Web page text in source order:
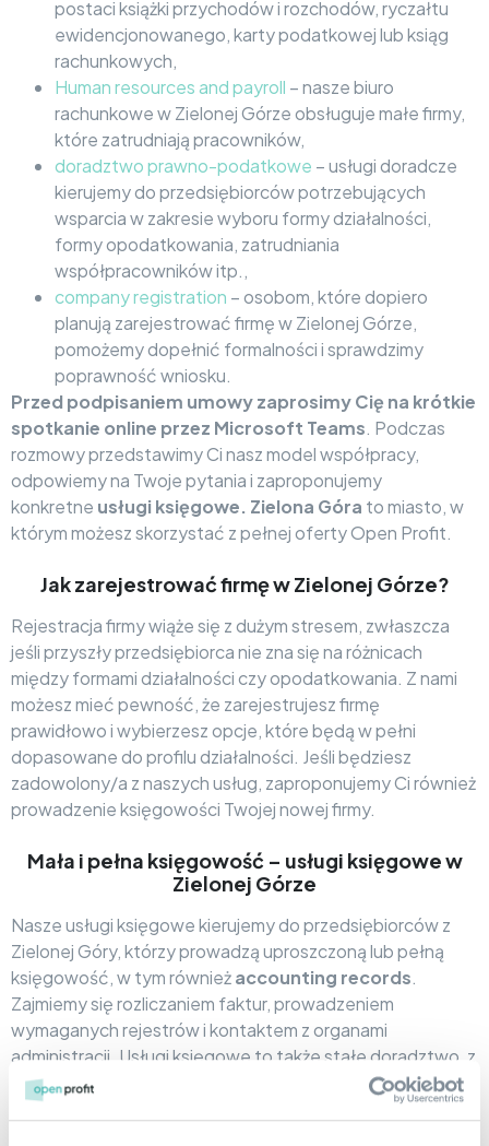
postaci książki przychodów i rozchodów, ryczałtu
ewidencjonowanego, karty podatkowej lub ksiąg
rachunkowych,
Human resources and payroll – nasze biuro
rachunkowe w Zielonej Górze obsługuje małe firmy,
które zatrudniają pracowników,
doradztwo prawno-podatkowe – usługi doradcze
kierujemy do przedsiębiorców potrzebujących
wsparcia w zakresie wyboru formy działalności,
formy opodatkowania, zatrudniania
współpracowników itp.,
company registration – osobom, które dopiero
planują zarejestrować firmę w Zielonej Górze,
pomożemy dopełnić formalności i sprawdzimy
poprawność wniosku.
Przed podpisaniem umowy zaprosimy Cię na krótkie
spotkanie online przez Microsoft Teams. Podczas
rozmowy przedstawimy Ci nasz model współpracy,
odpowiemy na Twoje pytania i zaproponujemy
konkretne usługi księgowe. Zielona Góra to miasto, w
którym możesz skorzystać z pełnej oferty Open Profit.
Jak zarejestrować firmę w Zielonej Górze?
Rejestracja firmy wiąże się z dużym stresem, zwłaszcza
jeśli przyszły przedsiębiorca nie zna się na różnicach
między formami działalności czy opodatkowania. Z nami
możesz mieć pewność, że zarejestrujesz firmę
prawidłowo i wybierzesz opcje, które będą w pełni
dopasowane do profilu działalności. Jeśli będziesz
zadowolony/a z naszych usług, zaproponujemy Ci również
prowadzenie księgowości Twojej nowej firmy.
Mała i pełna księgowość – usługi księgowe w
Zielonej Górze
Nasze usługi księgowe kierujemy do przedsiębiorców z
Zielonej Góry, którzy prowadzą uproszczoną lub pełną
księgowość, w tym równieżaccounting records.
Zajmiemy się rozliczaniem faktur, prowadzeniem
wymaganych rejestrów i kontaktem z organami
administracji. Usługi księgowe to także stałe doradztwo, z
którego możesz korzystać przez cały okres trwania
współpracy. Z
Twoja księgowość jest w